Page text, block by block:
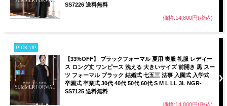
SS7226 送料無料
価格:14,800円(税込)
PICK UP
【33%OFF】 ブラックフォーマル 夏用 喪服 礼服 レディー
ス ロング丈 ワンピース 洗える 大きいサイズ 前開き 黒 スー
ツ フォーマル ブラック 結婚式 七五三 法事 入園式 入学式
卒園式 卒業式 30代 40代 50代 60代 S M L LL 3L NGR-
SS7125 送料無料
価格:14,800円(税込)